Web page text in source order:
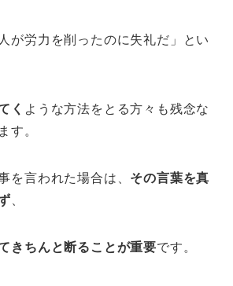
が労力を削ったのに失礼だ」とい
く ような方法をとる方々も残念な
す。
を言われた場合は、 その言葉を真
きちんと断ることが重要です。